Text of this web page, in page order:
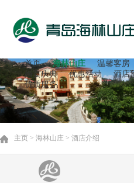
首页 海林山庄 温馨客房
婚宴庆典
优惠活动 酒店
优质服务
主页 > 海林山庄 > 酒店介绍